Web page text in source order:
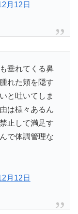
月12日
垂れてくる鼻
れた頬を隠す
と吐いてしま
は様々あるん
止して満足す
で体調管理な
月12日